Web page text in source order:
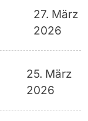
27. März
2026
25. März
2026